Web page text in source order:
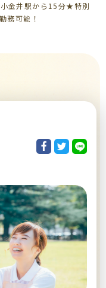
金井駅から15分★特別
務可能！